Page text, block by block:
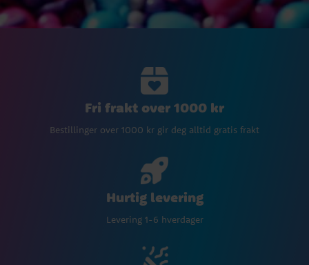
Fri frakt over 1000 kr
Bestillinger over 1000 kr gir deg alltid gratis frakt
Hurtig levering
Levering 1-6 hverdager